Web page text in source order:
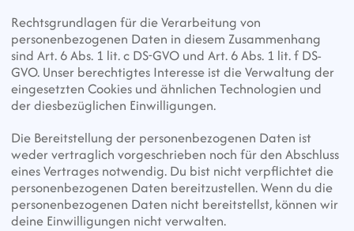
Rechtsgrundlagen für die Verarbeitung von
personenbezogenen Daten in diesem Zusammenhang
sind Art. 6 Abs. 1 lit. c DS-GVO und Art. 6 Abs. 1 lit. f DS-
GVO. Unser berechtigtes Interesse ist die Verwaltung der
eingesetzten Cookies und ähnlichen Technologien und
der diesbezüglichen Einwilligungen.
Die Bereitstellung der personenbezogenen Daten ist
weder vertraglich vorgeschrieben noch für den Abschluss
eines Vertrages notwendig. Du bist nicht verpflichtet die
personenbezogenen Daten bereitzustellen. Wenn du die
personenbezogenen Daten nicht bereitstellst, können wir
deine Einwilligungen nicht verwalten.